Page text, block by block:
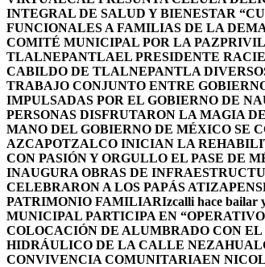
INTEGRAL DE SALUD Y BIENESTAR
FUNCIONALES A FAMILIAS DE LA
COMITÉ MUNICIPAL POR LA PAZ
TLALNEPANTLAEL PRESIDENTE
CABILDO DE TLALNEPANTLA
TRABAJO CONJUNTO ENTRE
IMPULSADAS POR EL GOBIERNO DE
PERSONAS DISFRUTARON LA MAGIA
MANO DEL GOBIERNO DE MÉXICO SE
AZCAPOTZALCO INICIAN LA
CON PASIÓN Y ORGULLO EL PASE DE
INAUGURA OBRAS DE
CELEBRARON A LOS PAPÁS
PATRIMONIO FAMILIARIzcalli hace bailar
MUNICIPAL PARTICIPA EN
COLOCACIÓN DE ALUMBRADO CON
HIDRÁULICO DE LA CALLE
CONVIVENCIA COMUNITARIAEN